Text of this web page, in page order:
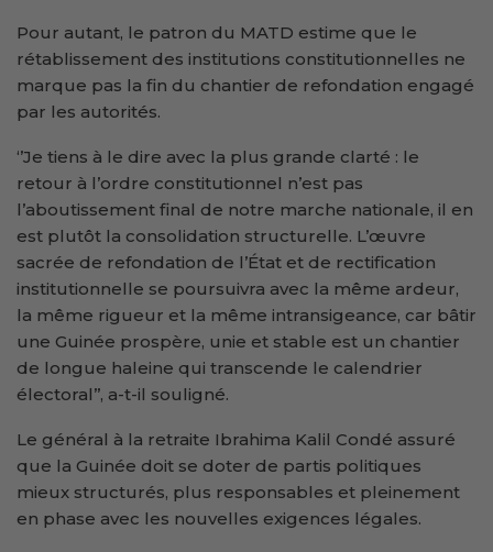
Pour autant, le patron du MATD estime que le
rétablissement des institutions constitutionnelles ne
marque pas la fin du chantier de refondation engagé
par les autorités.
‘’Je tiens à le dire avec la plus grande clarté : le
retour à l’ordre constitutionnel n’est pas
l’aboutissement final de notre marche nationale, il en
est plutôt la consolidation structurelle. L’œuvre
sacrée de refondation de l’État et de rectification
institutionnelle se poursuivra avec la même ardeur,
la même rigueur et la même intransigeance, car bâtir
une Guinée prospère, unie et stable est un chantier
de longue haleine qui transcende le calendrier
électoral’’, a-t-il souligné.
Le général à la retraite Ibrahima Kalil Condé assuré
que la Guinée doit se doter de partis politiques
mieux structurés, plus responsables et pleinement
en phase avec les nouvelles exigences légales.